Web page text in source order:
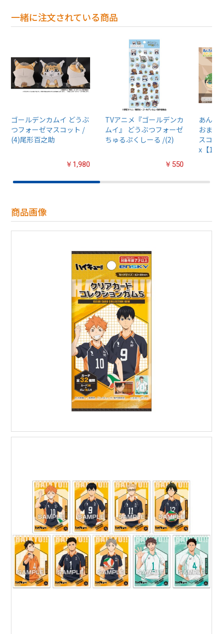
一緒に注文されている商品
ゴールデンカムイ どうぶ
つフォーゼマスコット /
(4)尾形百之助
￥1,980
TVアニメ『ゴールデンカ
ムイ』 どうぶつフォーゼ
ちゅるぷくしーる /(2)
￥550
あんさ
おまん
スコッ
x【
商品画像